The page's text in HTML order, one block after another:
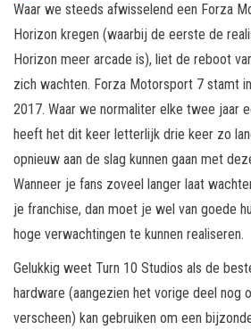
Waar we steeds afwisselend een Forza
Horizon kregen (waarbij de eerste de
Horizon meer arcade is), liet de reboot
zich wachten. Forza Motorsport 7 stamt
2017. Waar we normaliter elke twee jaar
heeft het dit keer letterlijk drie keer zo
opnieuw aan de slag kunnen gaan met
Wanneer je fans zoveel langer laat
je franchise, dan moet je wel van goede
hoge verwachtingen te kunnen realiseren.
Gelukkig weet Turn 10 Studios als de
hardware (aangezien het vorige deel nog
verscheen) kan gebruiken om een